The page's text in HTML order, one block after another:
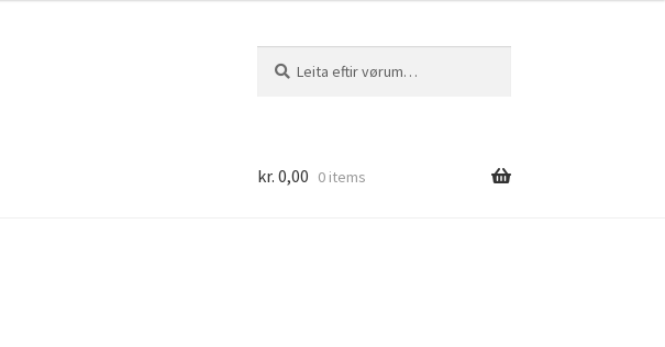
eftir:
kr. 0,00 0 items